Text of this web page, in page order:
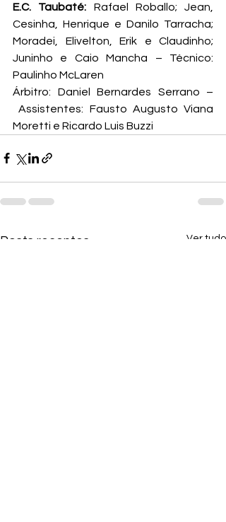
E.C. Taubaté: Rafael Roballo; Jean,
Cesinha, Henrique e Danilo Tarracha;
Moradei, Elivelton, Erik e Claudinho;
Juninho e Caio Mancha – Técnico:
Paulinho McLaren
Árbitro: Daniel Bernardes Serrano –
Assistentes: Fausto Augusto Viana
Moretti e Ricardo Luis Buzzi
Posts recentes Ver tudo